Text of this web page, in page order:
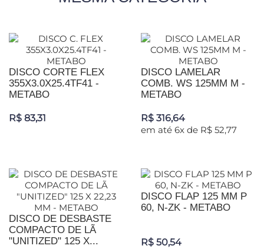
DISCO CORTE FLEX
355X3.0X25.4TF41 -
METABO
R$ 83,31
DISCO LAMELAR
COMB. WS 125MM M -
METABO
R$ 316,64
em até 6x de R$ 52,77
DISCO DE DESBASTE
COMPACTO DE LÃ
"UNITIZED" 125 X...
DISCO FLAP 125 MM P
60, N-ZK - METABO
R$ 50,54